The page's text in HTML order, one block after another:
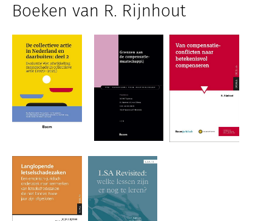
Boeken van R. Rijnhout